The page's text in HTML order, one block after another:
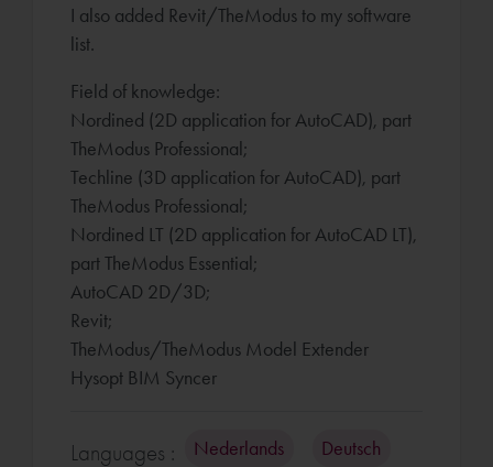
I also added Revit/TheModus to my software
list.
Field of knowledge:
Nordined (2D application for AutoCAD), part
TheModus Professional;
Techline (3D application for AutoCAD), part
TheModus Professional;
Nordined LT (2D application for AutoCAD LT),
part TheModus Essential;
AutoCAD 2D/3D;
Revit;
TheModus/TheModus Model Extender
Hysopt BIM Syncer
Languages : Nederlands Deutsch